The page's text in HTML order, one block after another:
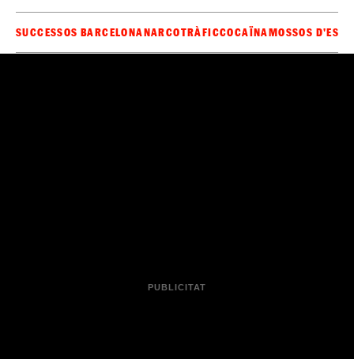
SUCCESSOS BARCELONANARCOTRÀFICCOCAÏNAMOSSOS